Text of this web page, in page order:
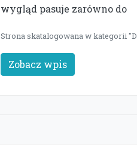
wygląd pasuje zarówno do
Strona skatalogowana w kategorii
Zobacz wpis